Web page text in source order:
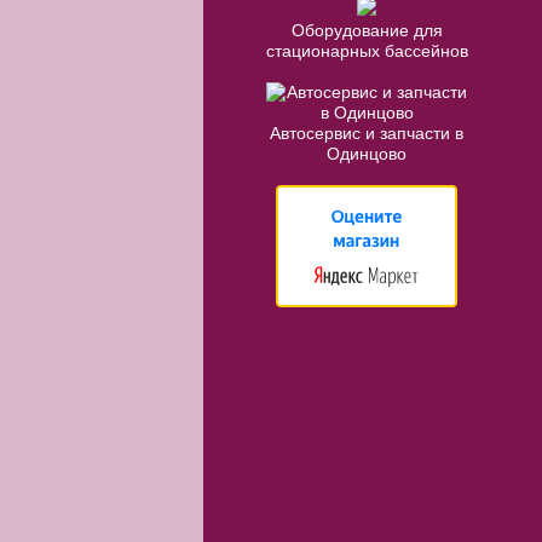
Оборудование для
стационарных бассейнов
Автосервис и запчасти в
Одинцово